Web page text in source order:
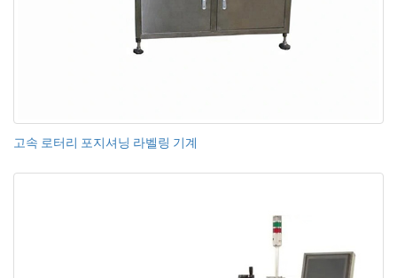
고속 로터리 포지셔닝 라벨링 기계